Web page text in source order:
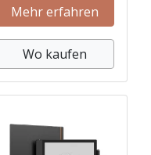
Mehr erfahren
Wo kaufen